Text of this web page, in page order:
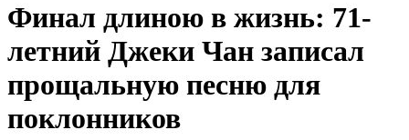
Финал длиною в жизнь: 71-
летний Джеки Чан записал
прощальную песню для
поклонников